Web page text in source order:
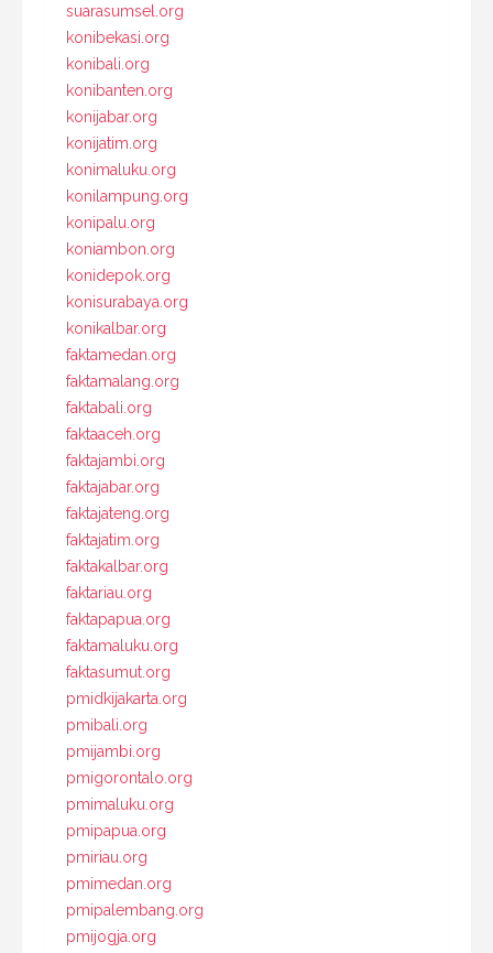
suarasumsel.org
konibekasi.org
konibali.org
konibanten.org
konijabar.org
konijatim.org
konimaluku.org
konilampung.org
konipalu.org
koniambon.org
konidepok.org
konisurabaya.org
konikalbar.org
faktamedan.org
faktamalang.org
faktabali.org
faktaaceh.org
faktajambi.org
faktajabar.org
faktajateng.org
faktajatim.org
faktakalbar.org
faktariau.org
faktapapua.org
faktamaluku.org
faktasumut.org
pmidkijakarta.org
pmibali.org
pmijambi.org
pmigorontalo.org
pmimaluku.org
pmipapua.org
pmiriau.org
pmimedan.org
pmipalembang.org
pmijogja.org